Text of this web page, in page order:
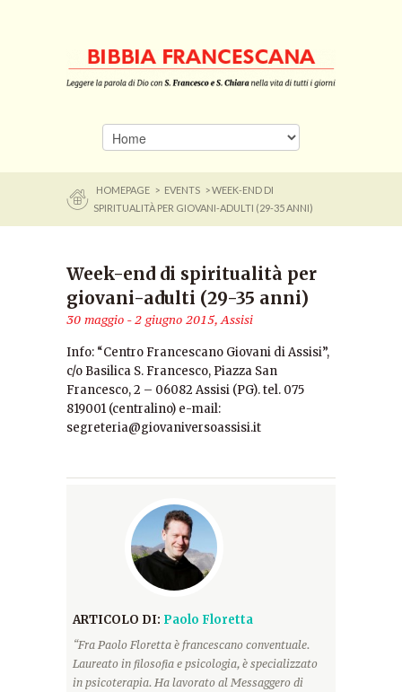
HOMEPAGE > EVENTS > WEEK-END DI
SPIRITUALITÀ PER GIOVANI-ADULTI (29-35 ANNI)
Week-end di spiritualità per
giovani-adulti (29-35 anni)
30 maggio - 2 giugno 2015, Assisi
Info: “Centro Francescano Giovani di Assisi”,
c/o Basilica S. Francesco, Piazza San
Francesco, 2 – 06082 Assisi (PG). tel. 075
819001 (centralino) e-mail:
segreteria@giovaniversoassisi.it
ARTICOLO DI: Paolo Floretta
“Fra Paolo Floretta è francescano conventuale.
Laureato in filosofia e psicologia, è specializzato
in psicoterapia. Ha lavorato al Messaggero di